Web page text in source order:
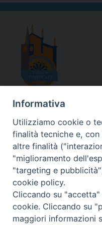
Sede Curia:
Via Vescovado, 1 –
Segreteria Generale
e-mail:
Orari e giorni di
Informativa
Utilizziamo cookie o
finalità tecniche e,
altre finalità
"miglioramento
"targeting e
cookie policy.
Cliccando su
cookie. Cliccando su
maggiori informazioni